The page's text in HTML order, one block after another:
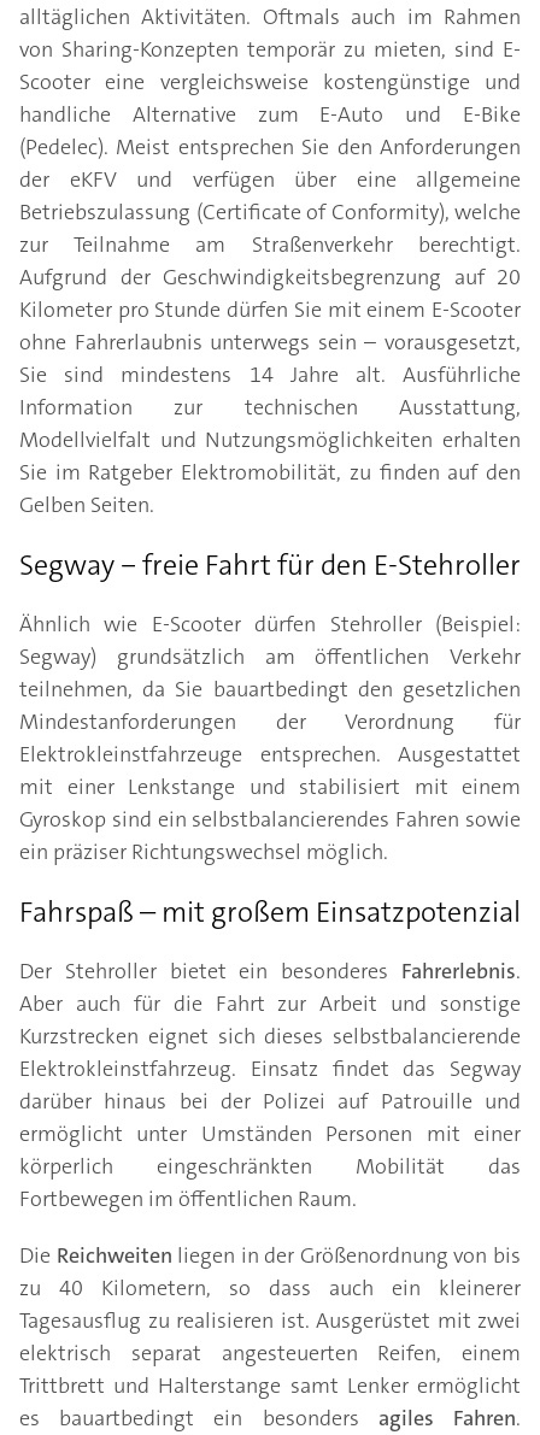
alltäglichen Aktivitäten. Oftmals auch im Rahmen
von Sharing-Konzepten temporär zu mieten, sind E-
Scooter eine vergleichsweise kostengünstige und
handliche Alternative zum E-Auto und E-Bike
(Pedelec). Meist entsprechen Sie den Anforderungen
der eKFV und verfügen über eine allgemeine
Betriebszulassung (Certificate of Conformity), welche
zur Teilnahme am Straßenverkehr berechtigt.
Aufgrund der Geschwindigkeitsbegrenzung auf 20
Kilometer pro Stunde dürfen Sie mit einem E-Scooter
ohne Fahrerlaubnis unterwegs sein – vorausgesetzt,
Sie sind mindestens 14 Jahre alt. Ausführliche
Information zur technischen Ausstattung,
Modellvielfalt und Nutzungsmöglichkeiten erhalten
Sie im Ratgeber Elektromobilität, zu finden auf den
Gelben Seiten.
Segway ‒ freie Fahrt für den E-Stehroller
Ähnlich wie E-Scooter dürfen Stehroller (Beispiel:
Segway) grundsätzlich am öffentlichen Verkehr
teilnehmen, da Sie bauartbedingt den gesetzlichen
Mindestanforderungen der Verordnung für
Elektrokleinstfahrzeuge entsprechen. Ausgestattet
mit einer Lenkstange und stabilisiert mit einem
Gyroskop sind ein selbstbalancierendes Fahren sowie
ein präziser Richtungswechsel möglich.
Fahrspaß ­– mit großem Einsatzpotenzial
Der Stehroller bietet ein besonderes Fahrerlebnis.
Aber auch für die Fahrt zur Arbeit und sonstige
Kurzstrecken eignet sich dieses selbstbalancierende
Elektrokleinstfahrzeug. Einsatz findet das Segway
darüber hinaus bei der Polizei auf Patrouille und
ermöglicht unter Umständen Personen mit einer
körperlich eingeschränkten Mobilität das
Fortbewegen im öffentlichen Raum.
Die Reichweiten liegen in der Größenordnung von bis
zu 40 Kilometern, so dass auch ein kleinerer
Tagesausflug zu realisieren ist. Ausgerüstet mit zwei
elektrisch separat angesteuerten Reifen, einem
Trittbrett und Halterstange samt Lenker ermöglicht
es bauartbedingt ein besonders agiles Fahren.